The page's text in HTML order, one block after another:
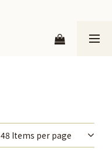
48 Items per page